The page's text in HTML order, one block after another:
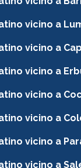
vicino a
vicino a
vicino a
vicino a
vicino a
vicino a
vicino a